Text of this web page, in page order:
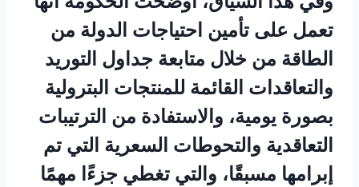
تعمل على تأمين احتياجات الدولة من
الطاقة من خلال متابعة جداول التوريد
والتعاقدات القائمة للمنتجات البترولية
بصورة يومية، والاستفادة من الترتيبات
التعاقدية والتحوطات السعرية التي تم
إبرامها مسبقًا، والتي تغطي جزءًا مهمًا